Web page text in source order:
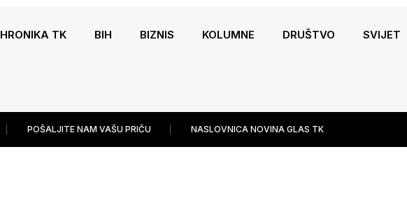
HRONIKA TK BIH BIZNIS KOLUMNE DRUŠTVO SVIJET
POŠALJITE NAM VAŠU PRIČU NASLOVNICA NOVINA GLAS TK